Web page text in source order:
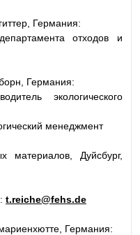
Германия:
отходов и
Германия:
экологического
менеджмент
материалов, Дуйсбург,
t.reiche@fehs.de
Германия: